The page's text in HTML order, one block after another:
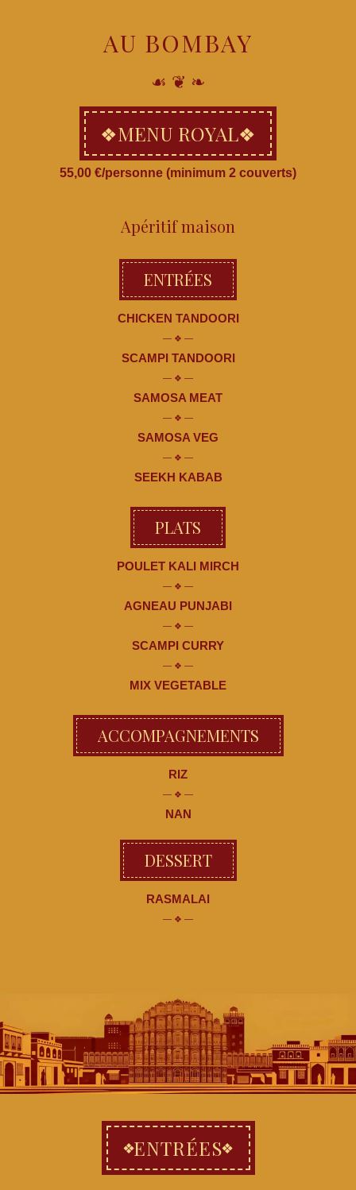
AU BOMBAY
☙ ❦ ❧
MENU ROYAL
55,00 €/personne (minimum 2 couverts)
Apéritif maison
ENTRÉES
CHICKEN TANDOORI
SCAMPI TANDOORI
SAMOSA MEAT
SAMOSA VEG
SEEKH KABAB
PLATS
POULET KALI MIRCH
AGNEAU PUNJABI
SCAMPI CURRY
MIX VEGETABLE
ACCOMPAGNEMENTS
RIZ
NAN
DESSERT
RASMALAI
ENTRÉES